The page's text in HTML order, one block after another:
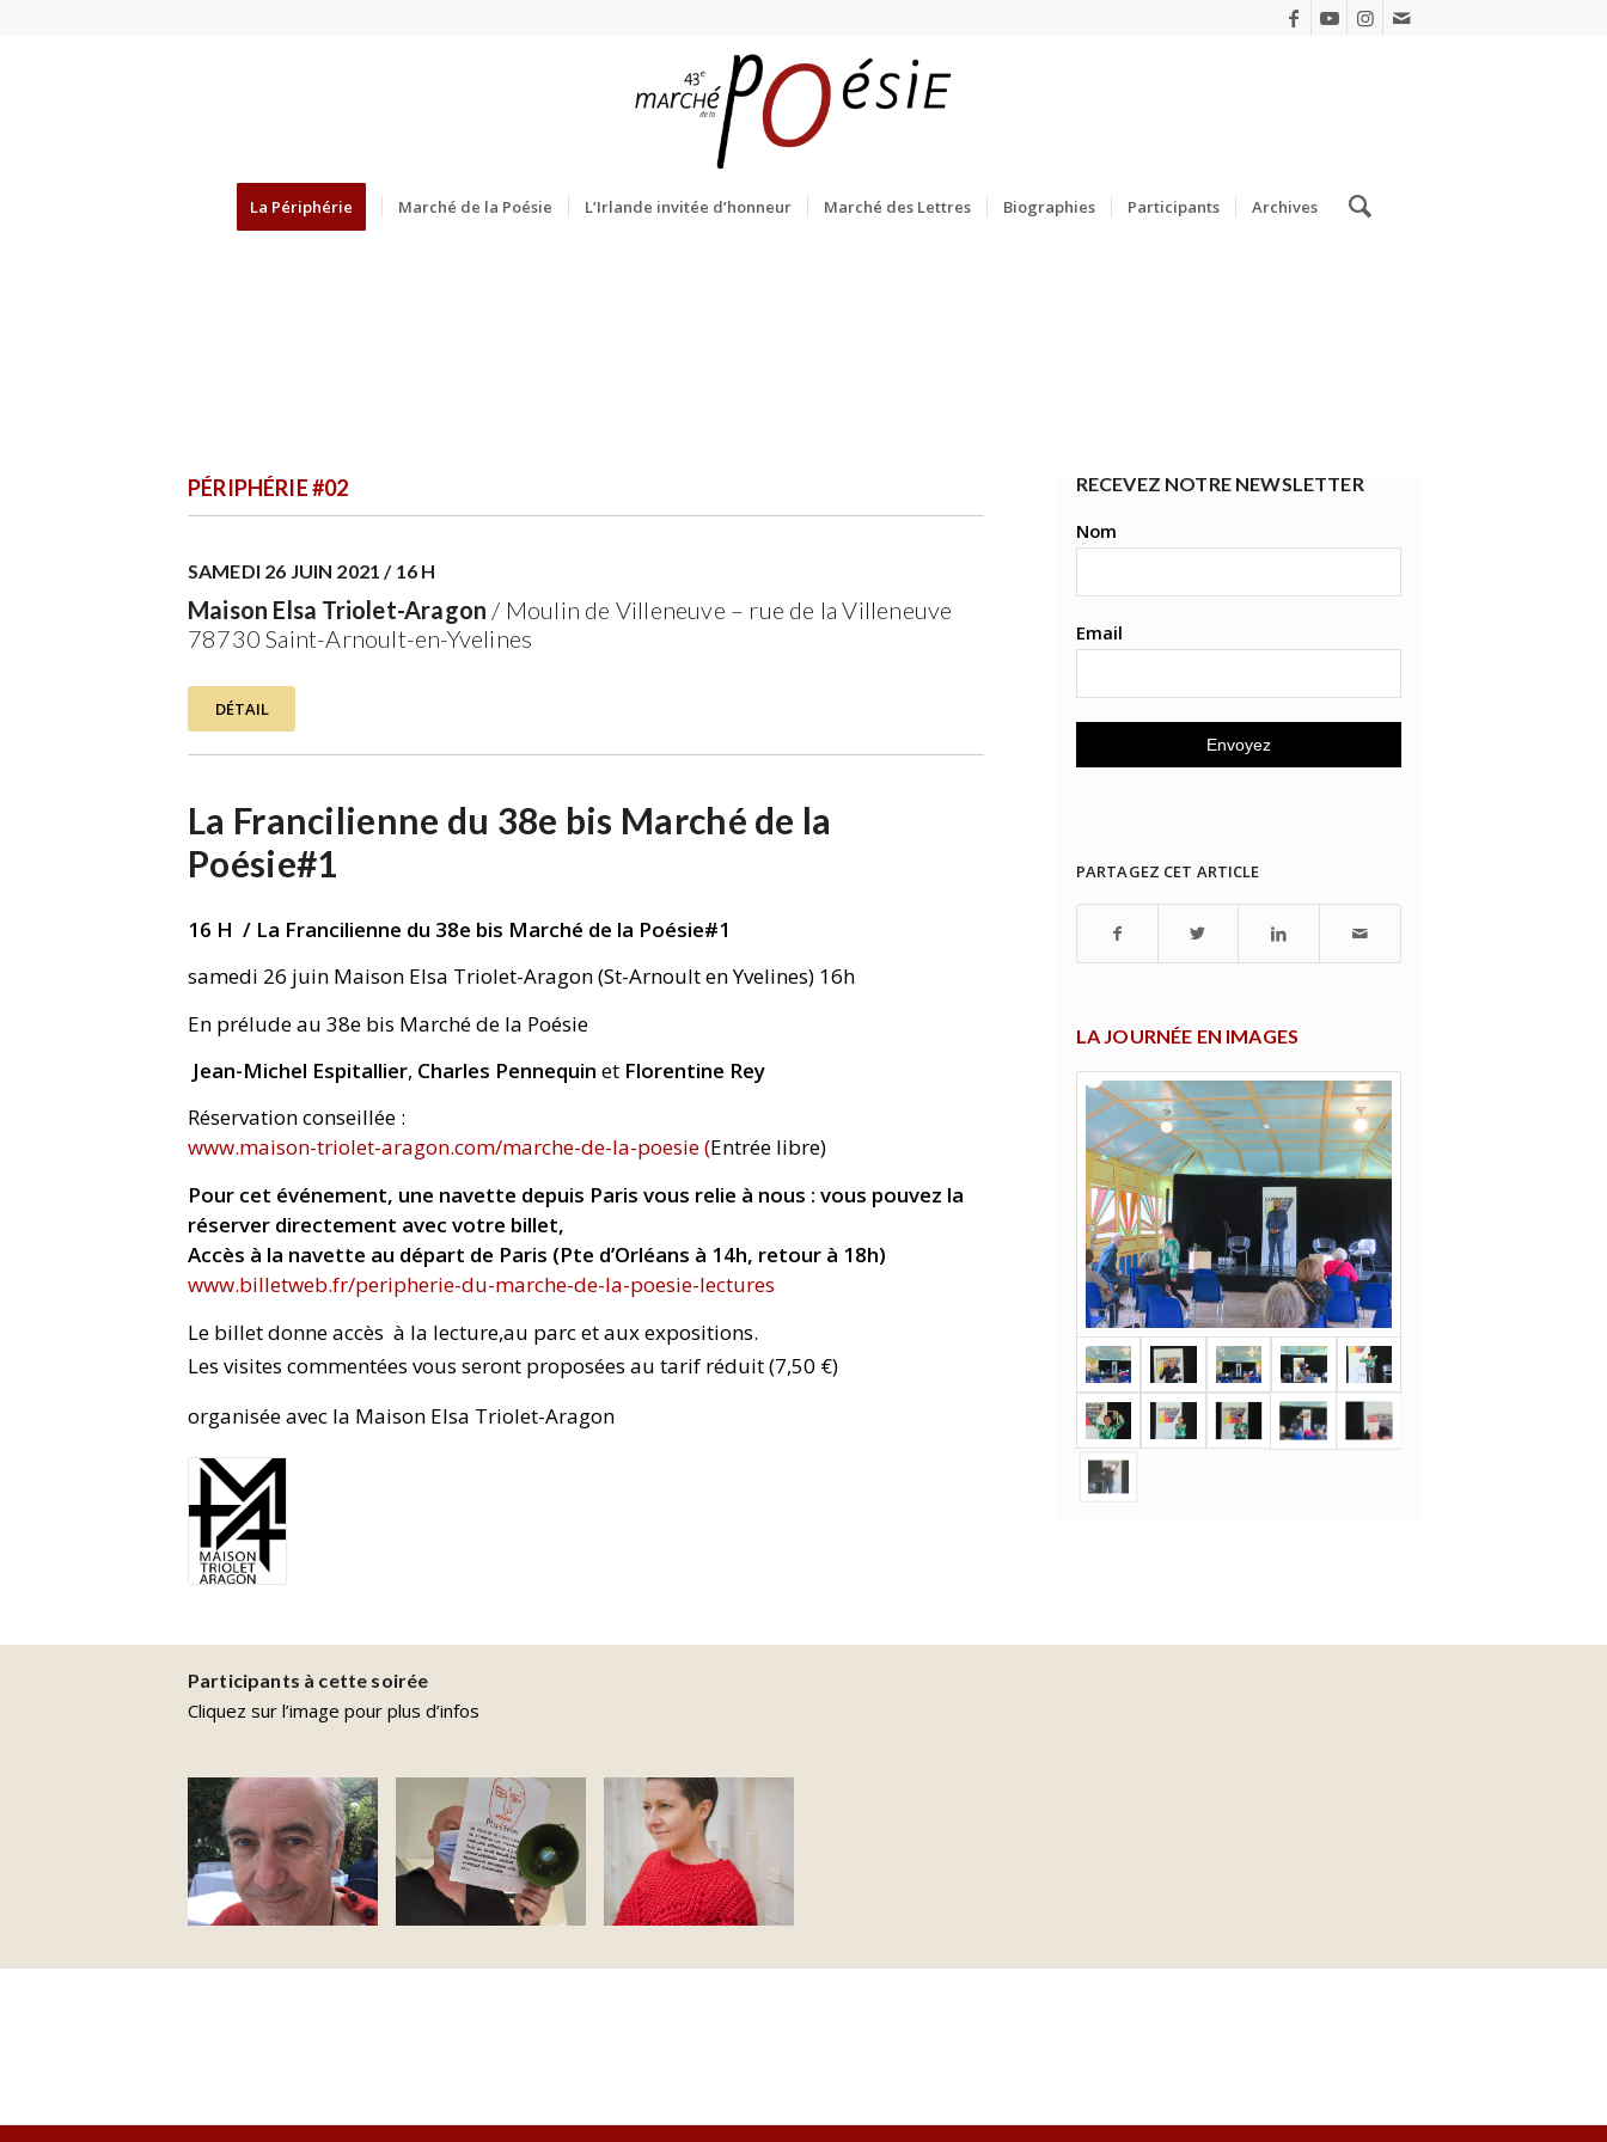
La Périphérie Marché de la Poésie L’Irlande invitée d’honneur Marché des Lettres Biographies Participants Archives
PÉRIPHÉRIE #02
SAMEDI 26 JUIN 2021 / 16 H
Maison Elsa Triolet-Aragon / Moulin de Villeneuve – rue de la Villeneuve
78730 Saint-Arnoult-en-Yvelines
DÉTAIL
La Francilienne du 38e bis Marché de la
Poésie#1
16 H / La Francilienne du 38e bis Marché de la Poésie#1
samedi 26 juin Maison Elsa Triolet-Aragon (St-Arnoult en Yvelines) 16h
En prélude au 38e bis Marché de la Poésie
Jean-Michel Espitallier, Charles Pennequin et Florentine Rey
Réservation conseillée :
www.maison-triolet-aragon.com/marche-de-la-poesie (Entrée libre)
Pour cet événement, une navette depuis Paris vous relie à nous : vous pouvez la
réserver directement avec votre billet,
Accès à la navette au départ de Paris (Pte d’Orléans à 14h, retour à 18h)
www.billetweb.fr/peripherie-du-marche-de-la-poesie-lectures
Le billet donne accès à la lecture,au parc et aux expositions.
Les visites commentées vous seront proposées au tarif réduit (7,50 €)
organisée avec la Maison Elsa Triolet-Aragon
RECEVEZ NOTRE NEWSLETTER
Nom
Email
PARTAGEZ CET ARTICLE
LA JOURNÉE EN IMAGES
Participants à cette soirée
Cliquez sur l’image pour plus d’infos